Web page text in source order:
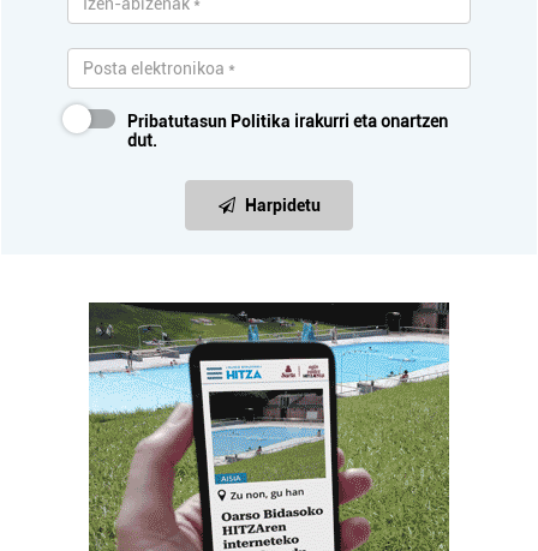
Pribatutasun Politika irakurri eta onartzen
dut.
Harpidetu